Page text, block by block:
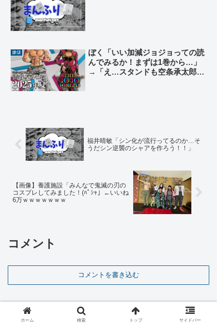
嫌儲
ぼく「いい加減ジョジョっての読
んでみるか！まずは1巻から…」
→「え…スタンドも空条承太郎も
福井晴敏「シン化が流行ってるのか…そ
うだシン逆襲のシャアを作ろう！！」
【画像】養護施設「みんなで鬼滅の刃の
コスプレしてみました！(ﾊﾟｼｬ」←いいね
6万ｗｗｗｗｗｗｗ
コメント
コメントを書き込む
ホーム 検索 トップ サイドバー